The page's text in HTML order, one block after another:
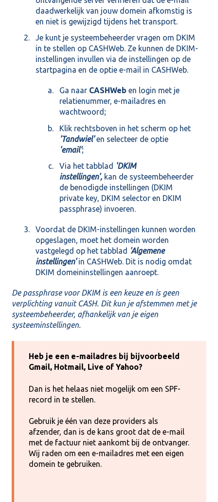
daadwerkelijk van jouw domein afkomstig is
en niet is gewijzigd tijdens het transport.
Je kunt je systeembeheerder vragen om DKIM
in te stellen op CASHWeb. Ze kunnen de DKIM-
instellingen invullen via de instellingen op de
startpagina en de optie e-mail in CASHWeb.
Ga naar CASHWeb en login met je
relatienummer, e-mailadres en
wachtwoord;
Klik rechtsboven in het scherm op het
'Tandwiel'en selecteer de optie
'email';
Via het tabblad 'DKIM
instellingen', kan de systeembeheerder
de benodigde instellingen (DKIM
private key, DKIM selector en DKIM
passphrase) invoeren.
Voordat de DKIM-instellingen kunnen worden
opgeslagen, moet het domein worden
vastgelegd op het tabblad 'Algemene
instellingen'in CASHWeb. Dit is nodig omdat
DKIM domeininstellingen aanroept.
De passphrase voor DKIM is een keuze en is geen
verplichting vanuit CASH. Dit kun je afstemmen met je
systeembeheerder, afhankelijk van je eigen
systeeminstellingen.
Heb je een e-mailadres bij bijvoorbeeld
Gmail, Hotmail, Live of Yahoo?
Dan is het helaas niet mogelijk om een SPF-
record in te stellen.
Gebruik je één van deze providers als
afzender, dan is de kans groot dat de e-mail
met de factuur niet aankomt bij de ontvanger.
Wij raden om een e-mailadres met een eigen
domein te gebruiken.